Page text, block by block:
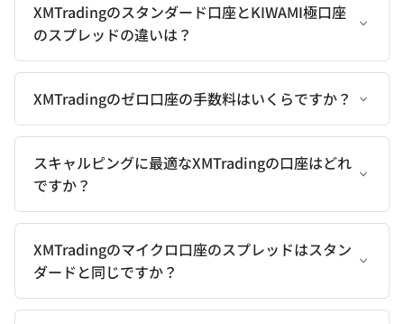
XMTradingのスタンダード口座とKIWAMI極口座
のスプレッドの違いは？
XMTradingのゼロ口座の手数料はいくらですか？
スキャルピングに最適なXMTradingの口座はどれ
ですか？
XMTradingのマイクロ口座のスプレッドはスタン
ダードと同じですか？